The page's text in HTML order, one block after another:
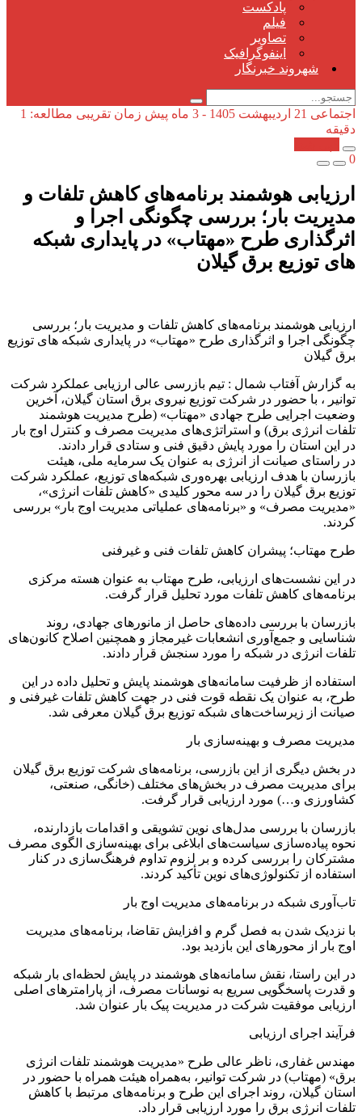
پادکست
فیلم
تصاویر
اینفوگرافیک
شهروند خبرنگار
اجتماعی 21 اردیبهشت 1405 - 3 ماه پیش
زمان تقریبی مطالعه: 1
دقیقه
0
ارزیابی هوشمند برنامه‌های كاهش تلفات و
مدیریت بار؛ بررسی چگونگی اجرا و
اثرگذاری طرح «مهتاب» در پایداری شبكه
های توزیع برق گیلان
ارزیابی هوشمند برنامه‌های كاهش تلفات و مدیریت بار؛ بررسی
چگونگی اجرا و اثرگذاری طرح «مهتاب» در پایداری شبكه های توزیع
برق گیلان
به گزارش آفتاب شمال : تیم بازرسی عالی ارزیابی عملکرد شرکت
توانیر ، با حضور در شرکت توزیع نیروی برق استان گیلان، آخرین
وضعیت اجرایی طرح جهادی «مهتاب» (طرح مدیریت هوشمند
تلفات انرژی برق) و استراتژی‌های مدیریت مصرف و کنترل اوج بار
در این استان را مورد پایش دقیق فنی و ستادی قرار دادند.
در راستای صیانت از انرژی به عنوان یک سرمایه ملی، هیئت
بازرسان با هدف ارزیابی بهره‌وری شبکه‌های توزیع، عملکرد شرکت
توزیع برق گیلان را در سه محور کلیدی «کاهش تلفات انرژی»،
«مدیریت مصرف» و «برنامه‌های عملیاتی مدیریت اوج بار» بررسی
کردند.
طرح مهتاب؛ پیشران کاهش تلفات فنی و غیرفنی
در این نشست‌های ارزیابی، طرح مهتاب به عنوان هسته مرکزی
برنامه‌های کاهش تلفات مورد تحلیل قرار گرفت.
بازرسان با بررسی داده‌های حاصل از مانورهای جهادی، روند
شناسایی و جمع‌آوری انشعابات غیرمجاز و همچنین اصلاح کانون‌های
تلفات انرژی در شبکه را مورد سنجش قرار دادند.
استفاده از ظرفیت سامانه‌های هوشمند پایش و تحلیل داده در این
طرح، به عنوان یک نقطه قوت فنی در جهت کاهش تلفات غیرفنی و
صیانت از زیرساخت‌های شبکه توزیع برق گیلان معرفی شد.
مدیریت مصرف و بهینه‌سازی بار
در بخش دیگری از این بازرسی، برنامه‌های شرکت توزیع برق گیلان
برای مدیریت مصرف در بخش‌های مختلف (خانگی، صنعتی،
کشاورزی و…) مورد ارزیابی قرار گرفت.
بازرسان با بررسی مدل‌های نوین تشویقی و اقدامات بازدارنده،
نحوه پیاده‌سازی سیاست‌های ابلاغی برای بهینه‌سازی الگوی مصرف
مشترکان را بررسی کرده و بر لزوم تداوم فرهنگ‌سازی در کنار
استفاده از تکنولوژی‌های نوین تأکید کردند.
تاب‌آوری شبکه در برنامه‌های مدیریت اوج بار
با نزدیک شدن به فصل گرم و افزایش تقاضا، برنامه‌های مدیریت
اوج بار از محورهای این بازدید بود.
در این راستا، نقش سامانه‌های هوشمند در پایش لحظه‌ای بار شبکه
و قدرت پاسخگویی سریع به نوسانات مصرف، از پارامترهای اصلی
ارزیابی موفقیت شرکت در مدیریت پیک بار عنوان شد.
فرآیند اجرای ارزیابی
مهندس غفاری، ناظر عالی طرح «مدیریت هوشمند تلفات انرژی
برق» (مهتاب) در شرکت توانیر، به‌همراه هیئت همراه با حضور در
استان گیلان، روند اجرای این طرح و برنامه‌های مرتبط با کاهش
تلفات انرژی برق را مورد ارزیابی قرار داد.